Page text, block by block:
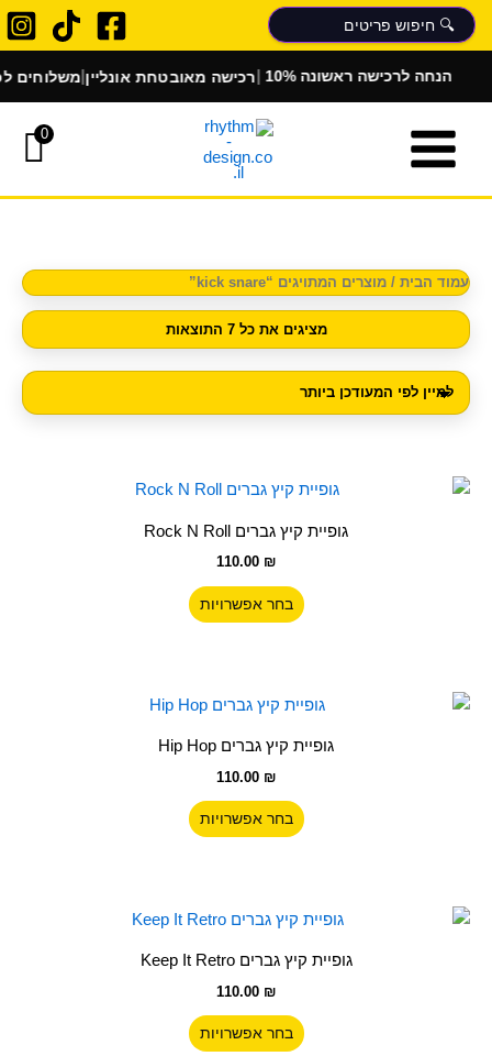
דילוג
לתוכן
משלוחים|רכישה מאובטחת אונליין| 10% הנחה לרכישה ראשונה
0
עמוד הבית / מוצרים המתויגים “kick snare”
מציגים את כל ⁦7⁩ התוצאות
הפריט
העדכני
גופיית קיץ גברים Rock N Roll
110.00 ₪
בחר אפשרויות
למוצר
יש
סוגים.
האפשרויות
המוצר
גופיית קיץ גברים Hip Hop
110.00 ₪
בחר אפשרויות
למוצר
יש
סוגים.
האפשרויות
המוצר
גופיית קיץ גברים Keep It Retro
110.00 ₪
בחר אפשרויות
למוצר
יש
סוגים.